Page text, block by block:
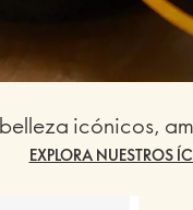
icónicos,
EXPLORA NUESTROS